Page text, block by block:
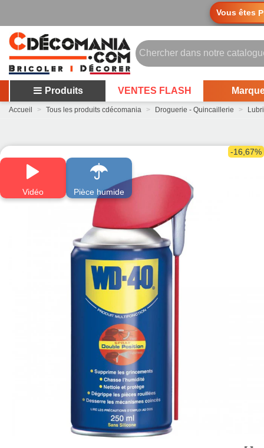
Vous êtes
Produits VENTES FLASH
Accueil > Tous les produits cdécomania > Droguerie - Quincaillerie >
Vidéo Pièce humide
-16,67%